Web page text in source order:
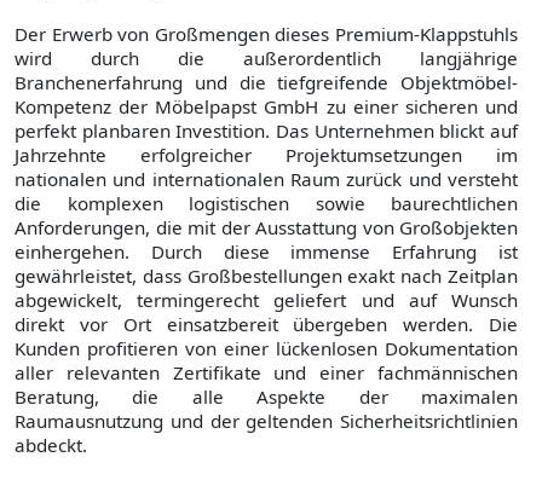
Der Erwerb von Großmengen dieses Premium-Klappstuhls
wird durch die außerordentlich langjährige
Branchenerfahrung und die tiefgreifende Objektmöbel-
Kompetenz der Möbelpapst GmbH zu einer sicheren und
perfekt planbaren Investition. Das Unternehmen blickt auf
Jahrzehnte erfolgreicher Projektumsetzungen im
nationalen und internationalen Raum zurück und versteht
die komplexen logistischen sowie baurechtlichen
Anforderungen, die mit der Ausstattung von Großobjekten
einhergehen. Durch diese immense Erfahrung ist
gewährleistet, dass Großbestellungen exakt nach Zeitplan
abgewickelt, termingerecht geliefert und auf Wunsch
direkt vor Ort einsatzbereit übergeben werden. Die
Kunden profitieren von einer lückenlosen Dokumentation
aller relevanten Zertifikate und einer fachmännischen
Beratung, die alle Aspekte der maximalen
Raumausnutzung und der geltenden Sicherheitsrichtlinien
abdeckt.